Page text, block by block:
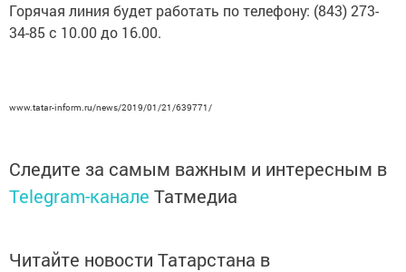
Горячая линия будет работать по телефону: (843) 273-
34-85 с 10.00 до 16.00.
www.tatar-inform.ru/news/2019/01/21/639771/
Следите за самым важным и интересным в
Telegram-канале Татмедиа
Читайте новости Татарстана в